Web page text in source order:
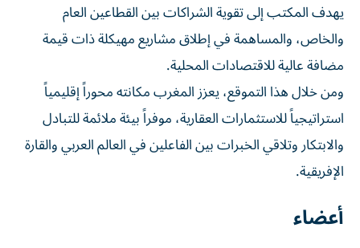
يهدف المكتب إلى تقوية الشراكات بين القطاعين العام
والخاص، والمساهمة في إطلاق مشاريع مهيكلة ذات قيمة
مضافة عالية للاقتصادات المحلية.
ومن خلال هذا التموقع، يعزز المغرب مكانته محوراً إقليمياً
استراتيجياً للاستثمارات العقارية، موفراً بيئة ملائمة للتبادل
والابتكار وتلاقي الخبرات بين الفاعلين في العالم العربي والقارة
الإفريقية.
أعضاء